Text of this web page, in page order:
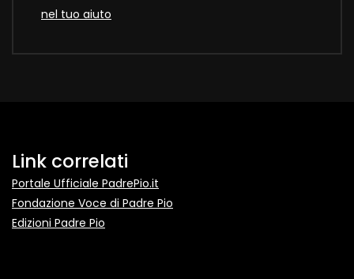
nel tuo aiuto
Link correlati
Portale Ufficiale PadrePio.it
Fondazione Voce di Padre Pio
Edizioni Padre Pio